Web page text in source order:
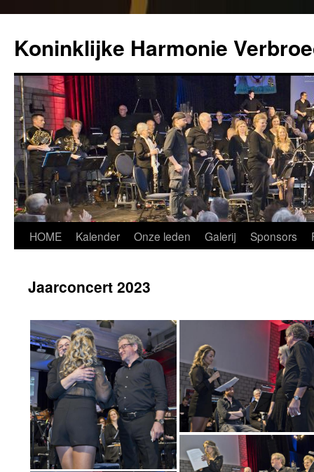
Koninklijke Harmonie
Spring
inhoud
HOME Kalender Onze leden Galerij Sponsors
Jaarconcert 2023